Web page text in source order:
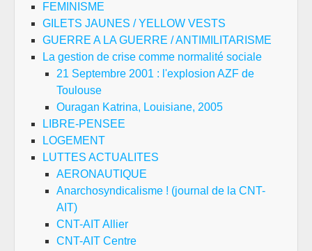
FEMINISME
GILETS JAUNES / YELLOW VESTS
GUERRE A LA GUERRE / ANTIMILITARISME
La gestion de crise comme normalité sociale
21 Septembre 2001 : l'explosion AZF de
Toulouse
Ouragan Katrina, Louisiane, 2005
LIBRE-PENSEE
LOGEMENT
LUTTES ACTUALITES
AERONAUTIQUE
Anarchosyndicalisme ! (journal de la CNT-
AIT)
CNT-AIT Allier
CNT-AIT Centre